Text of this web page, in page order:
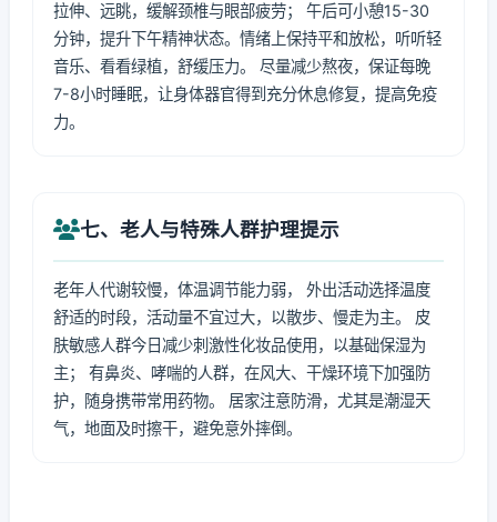
拉伸、远眺，缓解颈椎与眼部疲劳； 午后可小憩15-30
分钟，提升下午精神状态。情绪上保持平和放松，听听轻
音乐、看看绿植，舒缓压力。 尽量减少熬夜，保证每晚
7-8小时睡眠，让身体器官得到充分休息修复，提高免疫
力。
七、老人与特殊人群护理提示
老年人代谢较慢，体温调节能力弱， 外出活动选择温度
舒适的时段，活动量不宜过大，以散步、慢走为主。 皮
肤敏感人群今日减少刺激性化妆品使用，以基础保湿为
主； 有鼻炎、哮喘的人群，在风大、干燥环境下加强防
护，随身携带常用药物。 居家注意防滑，尤其是潮湿天
气，地面及时擦干，避免意外摔倒。